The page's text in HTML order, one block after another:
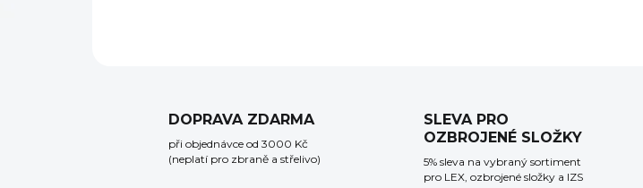
DOPRAVA ZDARMA
při objednávce od 3000 Kč
(neplatí pro zbraně a střelivo)
SLEVA PRO
OZBROJENÉ SLOŽKY
5% sleva na vybraný sortiment
pro LEX, ozbrojené složky a IZS